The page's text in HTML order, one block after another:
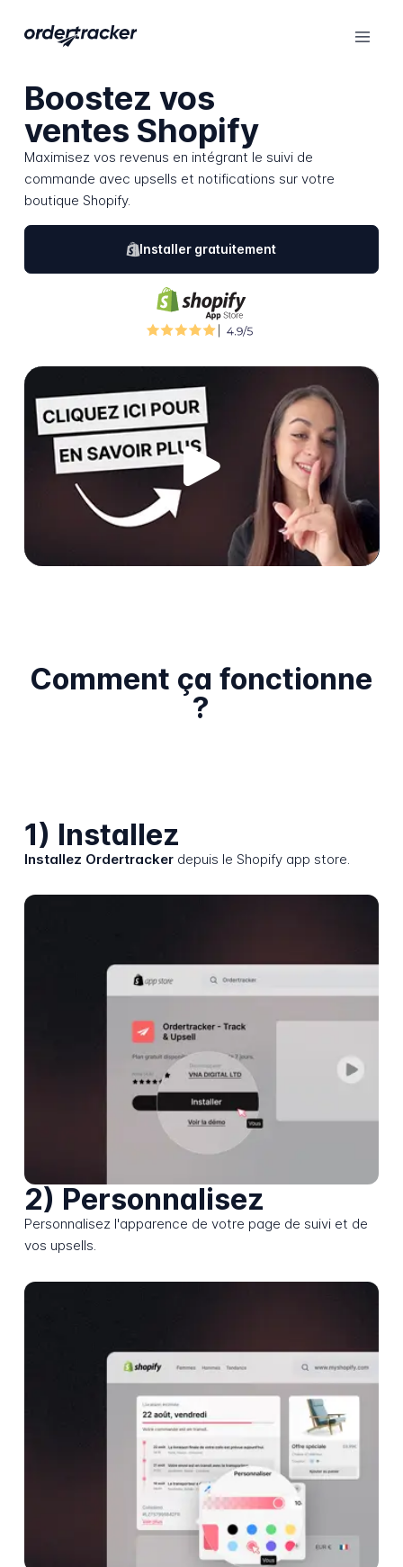
Boostez vos
ventes Shopify
Maximisez vos revenus en intégrant le suivi de
commande avec upsells et notifications sur votre
boutique Shopify.
Installer gratuitement
Comment ça fonctionne
?
1) Installez
Installez Ordertrackerdepuis le Shopify app store.
2) Personnalisez
Personnalisez l'apparence de votre page de suivi et de
vos upsells.